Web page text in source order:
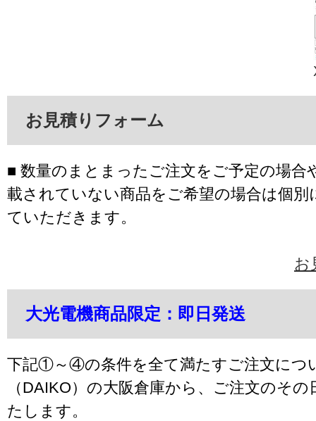
お見積りフォーム
■ 数量のまとまったご注文をご予定の場合
載されていない商品をご希望の場合は個別
ていただきます。
お
大光電機商品限定：即日発送
下記①～④の条件を全て満たすご注文につ
（DAIKO）の大阪倉庫から、ご注文のそ
たします。